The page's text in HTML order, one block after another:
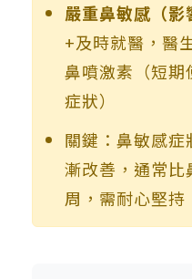
嚴重鼻敏感（影
+及時就醫，醫
鼻噴激素（短期
症狀）
關鍵：鼻敏感
漸改善，通常
周，需耐心堅持